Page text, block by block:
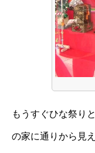
もうすぐひな祭り
の家に通りから見